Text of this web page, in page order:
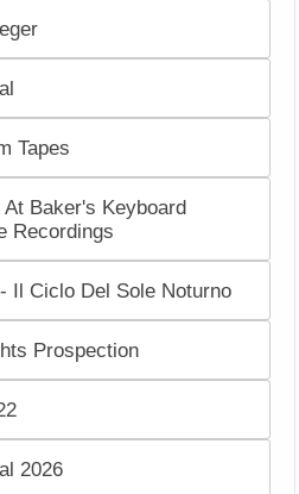
Tapes
Baker's Keyboard
Recordings
Il Ciclo Del Sole Noturno
Prospection
2026